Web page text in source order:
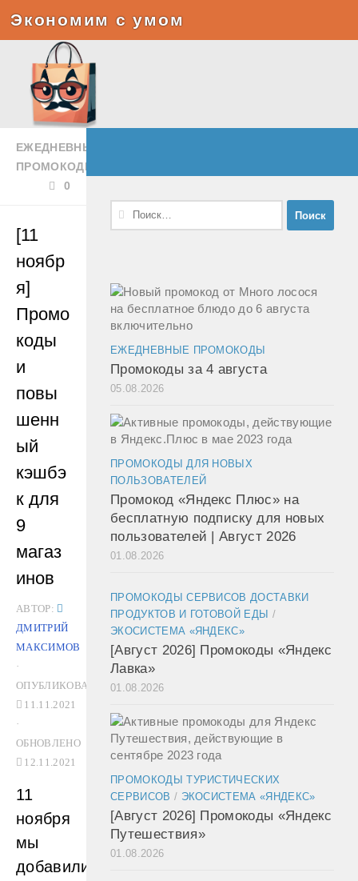
Под записью
Экономим с умом
ЕЖЕДНЕВНЫЕ
ПРОМОКОДЫ
0
[11
ноябр
я]
Промо
коды
и
повы
шенн
ый
кэшбэ
к для
9
магаз
инов
АВТОР:
ДМИТРИЙ
МАКСИМОВ
·
ОПУБЛИКОВАНО
11.11.2021
·
ОБНОВЛЕНО
12.11.2021
11
ноября
мы
добавили
Найти:
ЕЖЕДНЕВНЫЕ ПРОМОКОДЫ
Промокоды за 4 августа
05.08.2026
ПРОМОКОДЫ ДЛЯ НОВЫХ
ПОЛЬЗОВАТЕЛЕЙ
Промокод «Яндекс Плюс» на
бесплатную подписку для новых
пользователей | Август 2026
01.08.2026
ПРОМОКОДЫ СЕРВИСОВ ДОСТАВКИ
ПРОДУКТОВ И ГОТОВОЙ ЕДЫ /
ЭКОСИСТЕМА «ЯНДЕКС»
[Август 2026] Промокоды «Яндекс
Лавка»
01.08.2026
ПРОМОКОДЫ ТУРИСТИЧЕСКИХ
СЕРВИСОВ / ЭКОСИСТЕМА «ЯНДЕКС»
[Август 2026] Промокоды «Яндекс
Путешествия»
01.08.2026